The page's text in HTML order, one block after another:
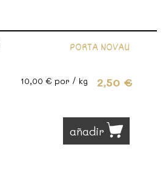
PORTA NOVAU
2,50 €
10,00 € por / kg
añadir